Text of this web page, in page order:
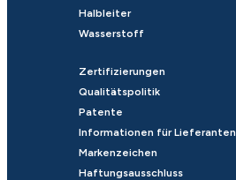
Halbleiter
Wasserstoff
Zertifizierungen
Qualitätspolitik
Patente
Informationen für Lieferanten
Markenzeichen
Haftungsausschluss